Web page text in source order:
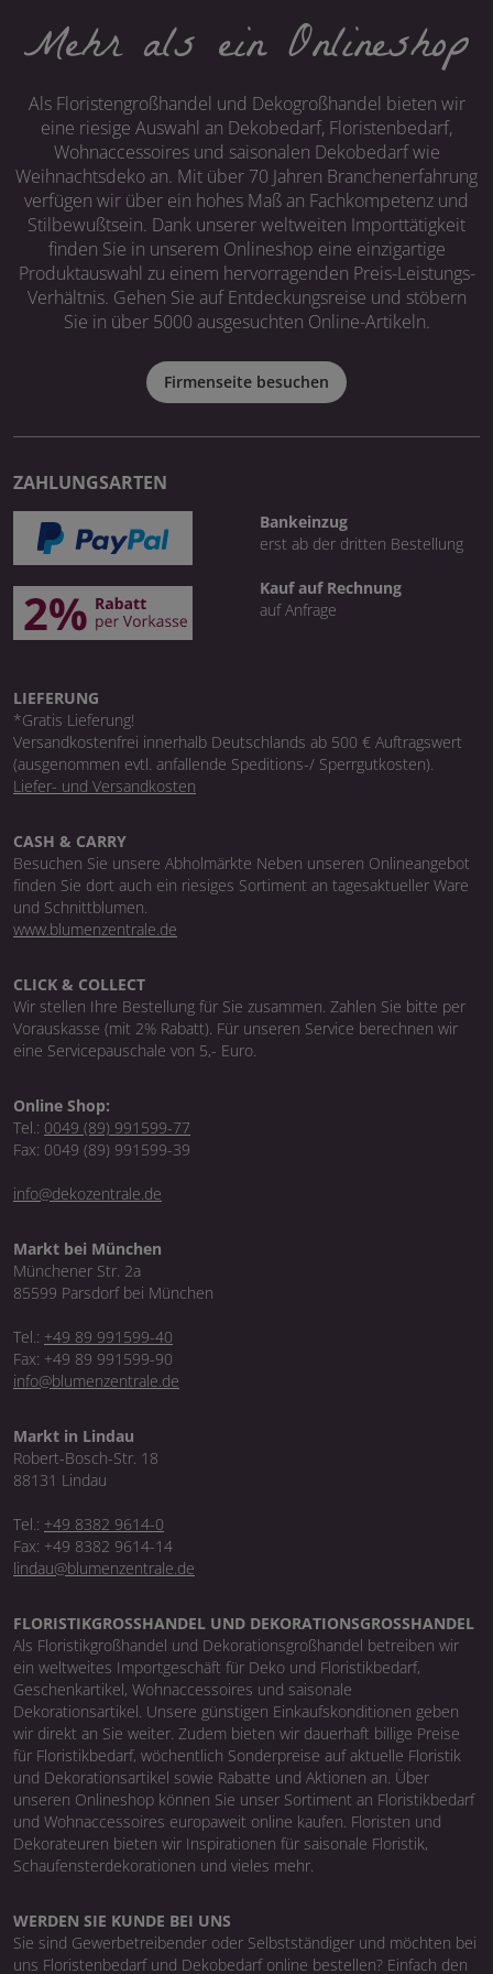
Mehr als ein Onlineshop
Als Floristengroßhandel und Dekogroßhandel bieten wir
eine riesige Auswahl an Dekobedarf, Floristenbedarf,
Wohnaccessoires und saisonalen Dekobedarf wie
Weihnachtsdeko an. Mit über 70 Jahren Branchenerfahrung
verfügen wir über ein hohes Maß an Fachkompetenz und
Stilbewußtsein. Dank unserer weltweiten Importtätigkeit
finden Sie in unserem Onlineshop eine einzigartige
Produktauswahl zu einem hervorragenden Preis-Leistungs-
Verhältnis. Gehen Sie auf Entdeckungsreise und stöbern
Sie in über 5000 ausgesuchten Online-Artikeln.
Firmenseite besuchen
ZAHLUNGSARTEN
Bankeinzug
erst ab der dritten Bestellung
Kauf auf Rechnung
auf Anfrage
LIEFERUNG
*Gratis Lieferung!
Versandkostenfrei innerhalb Deutschlands ab 500 € Auftragswert
(ausgenommen evtl. anfallende Speditions-/ Sperrgutkosten).
Liefer- und Versandkosten
CASH & CARRY
Besuchen Sie unsere Abholmärkte Neben unseren Onlineangebot
finden Sie dort auch ein riesiges Sortiment an tagesaktueller Ware
und Schnittblumen.
www.blumenzentrale.de
CLICK & COLLECT
Wir stellen Ihre Bestellung für Sie zusammen. Zahlen Sie bitte per
Vorauskasse (mit 2% Rabatt). Für unseren Service berechnen wir
eine Servicepauschale von 5,- Euro.
Online Shop:
Tel.: 0049 (89) 991599-77
Fax: 0049 (89) 991599-39
info@dekozentrale.de
Markt bei München
Münchener Str. 2a
85599 Parsdorf bei München
Tel.: +49 89 991599-40
Fax: +49 89 991599-90
info@blumenzentrale.de
Markt in Lindau
Robert-Bosch-Str. 18
88131 Lindau
Tel.: +49 8382 9614-0
Fax: +49 8382 9614-14
lindau@blumenzentrale.de
FLORISTIKGROSSHANDEL UND DEKORATIONSGROSSHANDEL
Als Floristikgroßhandel und Dekorationsgroßhandel betreiben wir
ein weltweites Importgeschäft für Deko und Floristikbedarf,
Geschenkartikel, Wohnaccessoires und saisonale
Dekorationsartikel. Unsere günstigen Einkaufskonditionen geben
wir direkt an Sie weiter. Zudem bieten wir dauerhaft billige Preise
für Floristikbedarf, wöchentlich Sonderpreise auf aktuelle Floristik
und Dekorationsartikel sowie Rabatte und Aktionen an. Über
unseren Onlineshop können Sie unser Sortiment an Floristikbedarf
und Wohnaccessoires europaweit online kaufen. Floristen und
Dekorateuren bieten wir Inspirationen für saisonale Floristik,
Schaufensterdekorationen und vieles mehr.
WERDEN SIE KUNDE BEI UNS
Sie sind Gewerbetreibender oder Selbstständiger und möchten bei
uns Floristenbedarf und Dekobedarf online bestellen? Einfach den